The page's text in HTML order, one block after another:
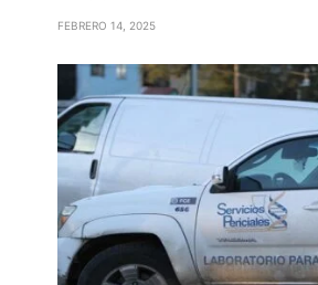
FEBRERO 14, 2025